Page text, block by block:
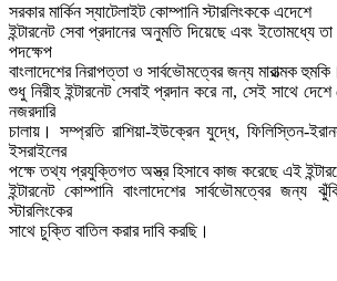
সরকার মার্কিন স্যাটেলাইট কোম্পানি স্টারলিংককে এদেশে
ইন্টারনেট সেবা প্রদানের অনুমতি দিয়েছে এবং ইতোমধ্যে
পদক্ষেপ
বাংলাদেশের নিরাপত্তা ও সার্বভৌমত্বের জন্য মারাত্মক
শুধু নিরীহ ইন্টারনেট সেবাই প্রদান করে না, সেই সাথে
নজরদারি
চালায়। সম্প্রতি রাশিয়া-ইউক্রেন যুদ্ধে, ফিলিস্তিন-
ইসরাইলের
পক্ষে তথ্য প্রযুক্তিগত অস্ত্র হিসাবে কাজ করেছে এই
ইন্টারনেট কোম্পানি বাংলাদেশের সার্বভৌমত্বের
স্টারলিংকের
সাথে চুক্তি বাতিল করার দাবি করছি।